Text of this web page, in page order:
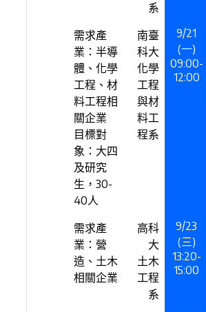
系
需求產
業：半導
體、化學
工程、材
料工程相
關企業
目標對
象：大四
及研究
生，30-
40人
南臺
科大
化學
工程
與材
料工
程系
9/21
(一)
09:00-
12:00
需求產
業：營
造、土木
相關企業
高科
大
土木
工程
系
9/23
(三)
13:20-
15:00